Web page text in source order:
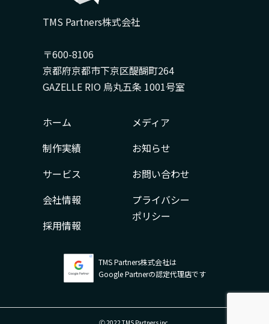
TMS Partners株式会社
〒600-8106
京都府京都市下京区醍醐町264
GAZELLE RIO 烏丸五条 1001号室
ホーム
制作実績
サービス
会社情報
採用情報
メディア
お知らせ
お問い合わせ
プライバシー
ポリシー
TMS Partners株式会社は
Google Partnerの認定代理店です